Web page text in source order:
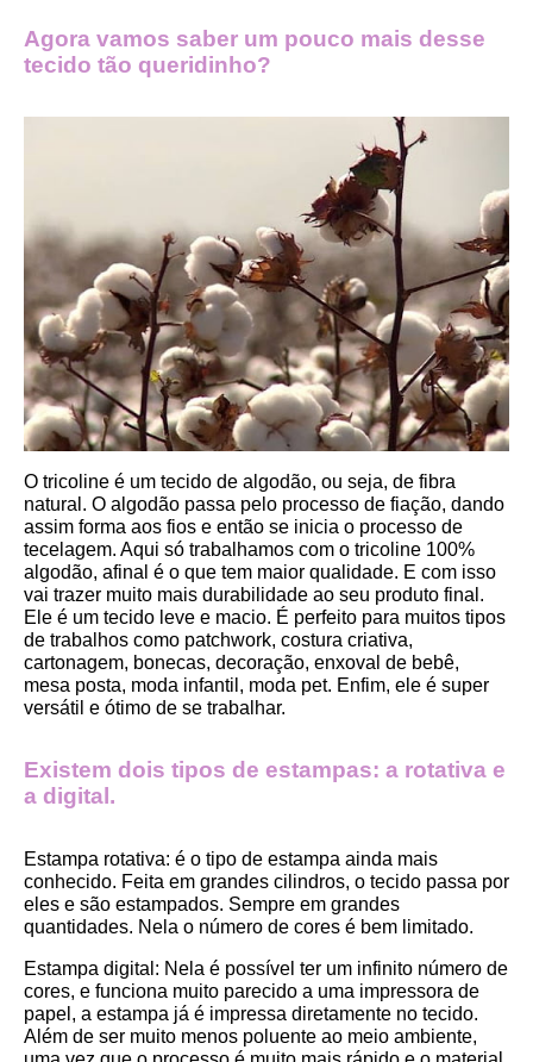
Agora vamos saber um pouco mais desse
tecido tão queridinho?
O tricoline é um tecido de algodão, ou seja, de fibra
natural. O algodão passa pelo processo de fiação, dando
assim forma aos fios e então se inicia o processo de
tecelagem. Aqui só trabalhamos com o tricoline 100%
algodão, afinal é o que tem maior qualidade. E com isso
vai trazer muito mais durabilidade ao seu produto final.
Ele é um tecido leve e macio. É perfeito para muitos tipos
de trabalhos como patchwork, costura criativa,
cartonagem, bonecas, decoração, enxoval de bebê,
mesa posta, moda infantil, moda pet. Enfim, ele é super
versátil e ótimo de se trabalhar.
Existem dois tipos de estampas: a rotativa e
a digital.
Estampa rotativa: é o tipo de estampa ainda mais
conhecido. Feita em grandes cilindros, o tecido passa por
eles e são estampados. Sempre em grandes
quantidades. Nela o número de cores é bem limitado.
Estampa digital : Nela é possível ter um infinito número de
cores, e funciona muito parecido a uma impressora de
papel, a estampa já é impressa diretamente no tecido.
Além de ser muito menos poluente ao meio ambiente,